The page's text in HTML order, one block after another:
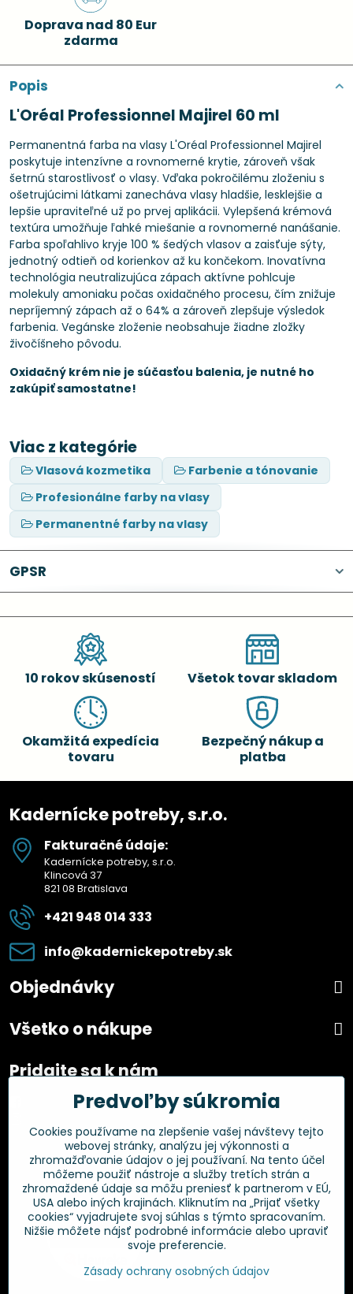
Doprava nad 80 Eur
zdarma
Popis
L'Oréal Professionnel Majirel 60 ml
Permanentná farba na vlasy L'Oréal Professionnel Majirel
poskytuje intenzívne a rovnomerné krytie, zároveň však
šetrnú starostlivosť o vlasy. Vďaka pokročilému zloženiu s
ošetrujúcimi látkami zanecháva vlasy hladšie, lesklejšie a
lepšie upraviteľné už po prvej aplikácii. Vylepšená krémová
textúra umožňuje ľahké miešanie a rovnomerné nanášanie.
Farba spoľahlivo kryje 100 % šedých vlasov a zaisťuje sýty,
jednotný odtieň od korienkov až ku končekom. Inovatívna
technológia neutralizujúca zápach aktívne pohlcuje
molekuly amoniaku počas oxidačného procesu, čím znižuje
nepríjemný zápach až o 64% a zároveň zlepšuje výsledok
farbenia. Vegánske zloženie neobsahuje žiadne zložky
živočíšneho pôvodu.
Oxidačný krém nie je súčasťou balenia, je nutné ho
zakúpiť samostatne!
Viac z kategórie
Vlasová kozmetika
Farbenie a tónovanie
Profesionálne farby na vlasy
Permanentné farby na vlasy
GPSR
10 rokov skúseností Všetok tovar skladom
Okamžitá expedícia
tovaru
Bezpečný nákup a
platba
Kadernícke potreby, s.r.o.
Fakturačné údaje:
Kadernícke potreby, s.r.o.
Klincová 37
821 08 Bratislava
+421 948 014 333
info​@kadernickepotreby​.sk
Objednávky
Všetko o nákupe
Pridajte sa k nám
Facebook
Overené zákazníkmi
Predvoľby súkromia
Cookies používame na zlepšenie vašej návštevy tejto
webovej stránky, analýzu jej výkonnosti a
zhromažďovanie údajov o jej používaní. Na tento účel
môžeme použiť nástroje a služby tretích strán a
zhromaždené údaje sa môžu preniesť k partnerom v EÚ,
USA alebo iných krajinách. Kliknutím na „Prijať všetky
cookies“ vyjadrujete svoj súhlas s týmto spracovaním.
Nižšie môžete nájsť podrobné informácie alebo upraviť
svoje preferencie.
Zásady ochrany osobných údajov